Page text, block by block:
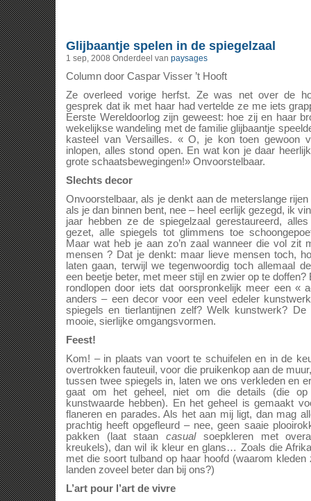
Glijbaantje spelen in de spiegelzaal
1 sep, 2008 Onderdeel van paysages
Column door Caspar Visser ’t Hooft
Ze overleed vorige herfst. Ze was net over de
gesprek dat ik met haar had vertelde ze me iets
Eerste Wereldoorlog zijn geweest: hoe zij en haar
wekelijkse wandeling met de familie glijbaantje
kasteel van Versailles. « O, je kon toen gewoon
inlopen, alles stond open. En wat kon je daar
grote schaatsbewegingen!» Onvoorstelbaar.
Slechts decor
Onvoorstelbaar, als je denkt aan de meterslange
als je dan binnen bent, nee – heel eerlijk gezegd, ik
jaar hebben ze de spiegelzaal gerestaureerd,
gezet, alle spiegels tot glimmens toe
Maar wat heb je aan zo’n zaal wanneer die vol zit
mensen ? Dat je denkt: maar lieve mensen toch,
laten gaan, terwijl we tegenwoordig toch allemaal
een beetje beter, met meer stijl en zwier op te doffen?
rondlopen door iets dat oorspronkelijk meer een «
anders – een decor voor een veel edeler
spiegels en tierlantijnen zelf? Welk kunstwerk?
mooie, sierlijke omgangsvormen.
Feest!
Kom! – in plaats van voort te schuifelen en in de
overtrokken fauteuil, voor die pruikenkop aan de
tussen twee spiegels in, laten we ons verkleden en
gaat om het geheel, niet om die details (die
kunstwaarde hebben). En het geheel is gemaakt
flaneren en parades. Als het aan mij ligt, dan mag
prachtig heeft opgefleurd – nee, geen saaie
pakken (laat staancasualsoepkleren met
kreukels), dan wil ik kleur en glans… Zoals die
met die soort tulband op haar hoofd (waarom kleden
landen zoveel beter dan bij ons?)
L’art pour l’art de vivre